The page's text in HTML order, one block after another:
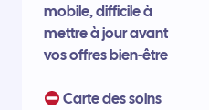
mobile, difficile à
mettre à jour avant
vos offres bien-être
Carte des soins